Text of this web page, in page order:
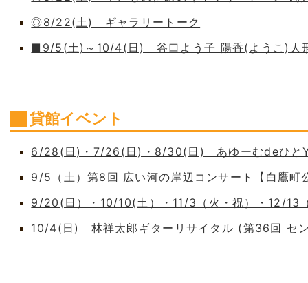
◎8/22(土) ギャラリートーク
■9/5(土)～10/4(日) 谷口よう子 陽香(ようこ)人
貸館イベント
6/28(日)・7/26(日)・8/30(日) あゆーむdeひと
9/5（土）第8回 広い河の岸辺コンサート【白鷹町
9/20(日）・10/10(土）・11/3（火・祝）・12/
10/4(日) 林祥太郎ギターリサイタル (第36回 セ